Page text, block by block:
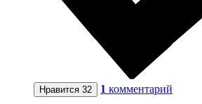
Нравится 32 1 комментарий